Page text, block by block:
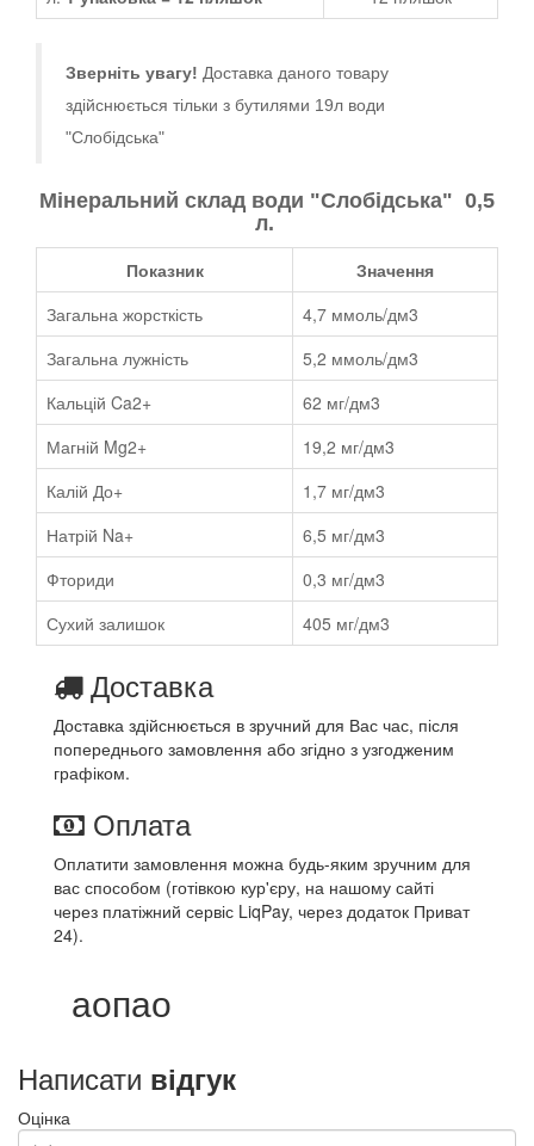
Зверніть увагу! Доставка даного товару
здійснюється тільки з бутилями 19л води
"Слобідська"
Мінеральний склад води "Слобідська" 0,5
л.
Показник
Значення
Загальна жорсткість
4,7 ммоль/дм3
Загальна лужність
5,2 ммоль/дм3
Кальцій Ca2+
62 мг/дм3
Магній Mg2+
19,2 мг/дм3
Калій До+
1,7 мг/дм3
Натрій Na+
6,5 мг/дм3
Фториди
0,3 мг/дм3
Сухий залишок
405 мг/дм3
Доставка
Доставка здійснюється в зручний для Вас час, після
попереднього замовлення або згідно з узгодженим
графіком.
Оплата
Оплатити замовлення можна будь-яким зручним для
вас способом (готівкою кур'єру, на нашому сайті
через платіжний сервіс LiqPay, через додаток Приват
24).
аопао
Написати відгук
Оцінка